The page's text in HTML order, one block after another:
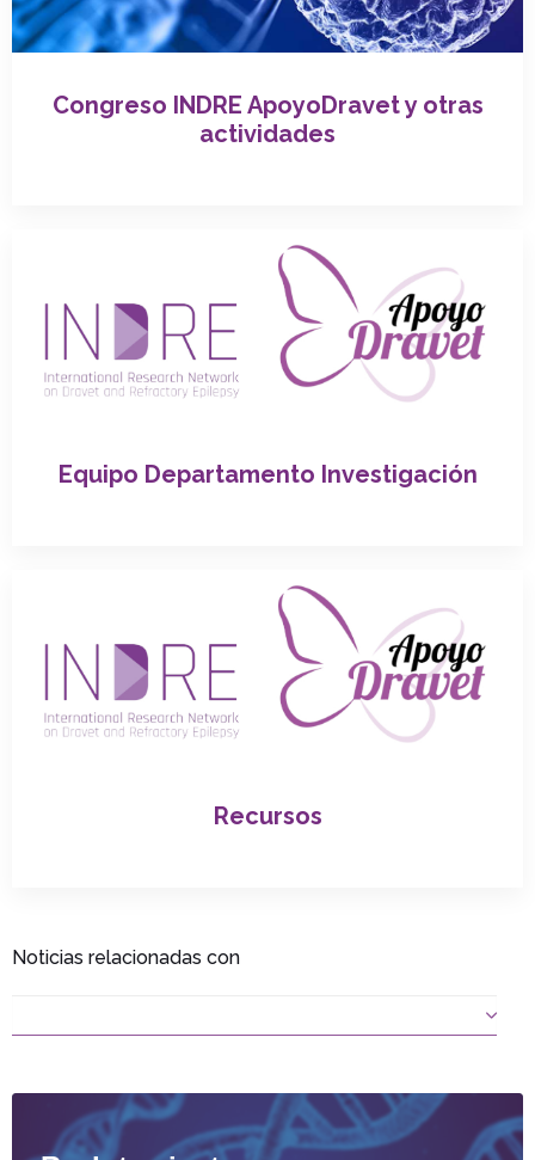
Congreso INDRE ApoyoDravet y otras
actividades
Equipo Departamento Investigación
Recursos
Noticias relacionadas con